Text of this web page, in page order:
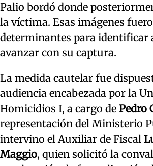
Palio bordó donde
la víctima. Esas imágenes
determinantes para identificar
avanzar con su captura.
La medida cautelar fue
audiencia encabezada por la
Homicidios I, a cargo de Pedro
representación del Ministerio
intervino el Auxiliar de Fiscal
Maggio, quien solicitó la